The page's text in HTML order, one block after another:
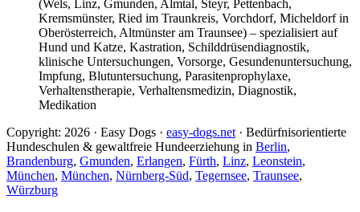
(Wels, Linz, Gmunden, Almtal, Steyr, Pettenbach,
Kremsmünster, Ried im Traunkreis, Vorchdorf, Micheldorf in
Oberösterreich, Altmünster am Traunsee) – spezialisiert auf
Hund und Katze, Kastration, Schilddrüsendiagnostik,
klinische Untersuchungen, Vorsorge, Gesundenuntersuchung,
Impfung, Blutuntersuchung, Parasitenprophylaxe,
Verhaltenstherapie, Verhaltensmedizin, Diagnostik,
Medikation
Copyright: 2026 · Easy Dogs · easy-dogs.net · Bedürfnisorientierte
Hundeschulen & gewaltfreie Hundeerziehung in Berlin,
Brandenburg, Gmunden, Erlangen, Fürth, Linz, Leonstein,
München, München, Nürnberg-Süd, Tegernsee, Traunsee,
Würzburg